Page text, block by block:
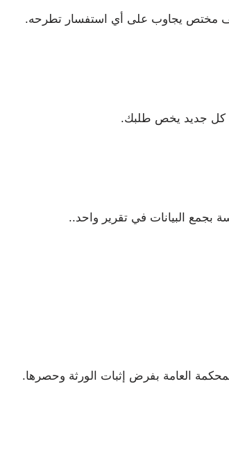
بجمع البيانات في تقرير واحد..
العامة بفرض إثبات الورثة وحصرها.